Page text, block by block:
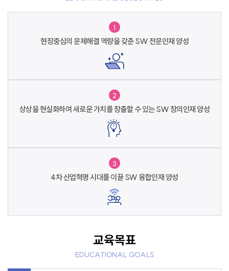
1
현장중심의 문제해결 역량을 갖춘SW 전문인재 양성
2
상상을 현실화하여 새로운 가치를 창출할 수 있는SW 창의인재 양성
3
4차 산업혁명 시대를 이끌SW 융합인재 양성
교육목표
EDUCATIONAL GOALS